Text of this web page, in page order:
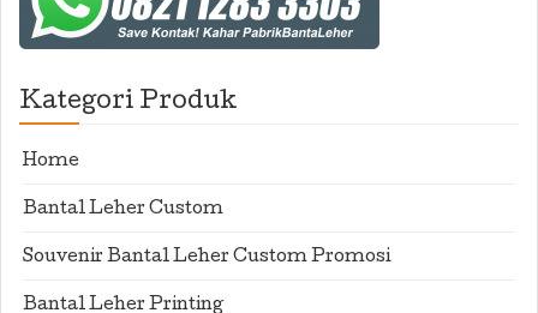
Kategori Produk
Home
Bantal Leher Custom
Souvenir Bantal Leher Custom Promosi
Bantal Leher Printing